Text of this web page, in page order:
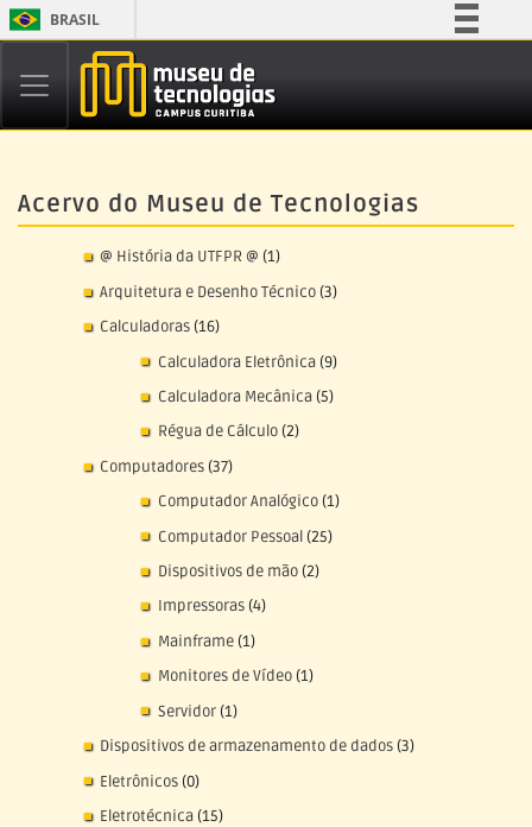
BRASIL
Participe
Legislação
Acervo do Museu de Tecnologias
@ História da UTFPR @ (1)
Arquitetura e Desenho Técnico (3)
Calculadoras (16)
Calculadora Eletrônica(9)
Calculadora Mecânica(5)
Régua de Cálculo(2)
Computadores (37)
Computador Analógico(1)
Computador Pessoal(25)
Dispositivos de mão(2)
Impressoras(4)
Mainframe(1)
Monitores de Vídeo(1)
Servidor(1)
Dispositivos de armazenamento de dados (3)
Eletrônicos (0)
Eletrotécnica (15)